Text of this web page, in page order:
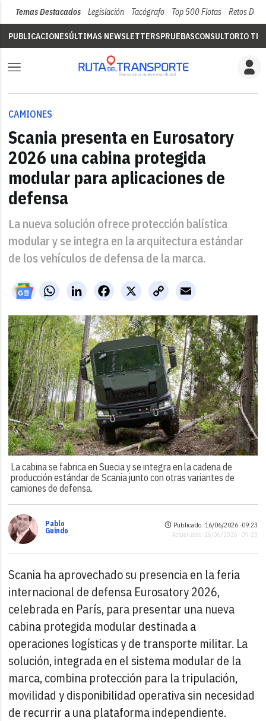
Temas Destacados Legislación Tacógrafo Top 500 Flotas Retos Del
PUBLICACIONESÚLTIMAS NEWSLETTERSPRUEBASCONSULTORIO
CAMIONES
Scania presenta en Eurosatory
2026 una cabina protegida
modular para aplicaciones de
defensa
La nueva solución ofrece protección balística
modular y se integra en la arquitectura estándar
de los vehículos de defensa de la marca.
WhatsAppLinkedIn X
Facebook
Copy
Link
Email
La cabina se fabrica en Suecia y se integra en la cadena de
producción estándar de Scania junto con otras variantes de
camiones de defensa.
Pablo
Guindo
Publicado: 16/06/2026 ·09:23
Actualizado: 16/06/2026 · 09:23
Scania ha aprovechado su presencia en la feria
internacional de defensa Eurosatory 2026,
celebrada en París, para presentar una nueva
cabina protegida modular destinada a
operaciones logísticas y de transporte militar. La
solución, integrada en el sistema modular de la
marca, combina protección para la tripulación,
movilidad y disponibilidad operativa sin necesidad
de recurrir a una plataforma independiente.